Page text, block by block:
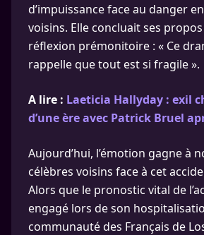
d’impuissance face au danger
voisins. Elle concluait ses
réflexion prémonitoire : « Ce
rappelle que tout est si fragile ».
A lire : Laeticia Hallyday : exil
d’une ère avec Patrick Bruel
Aujourd’hui, l’émotion gagne à
célèbres voisins face à cet
Alors que le pronostic vital de
engagé lors de son
communauté des Français de